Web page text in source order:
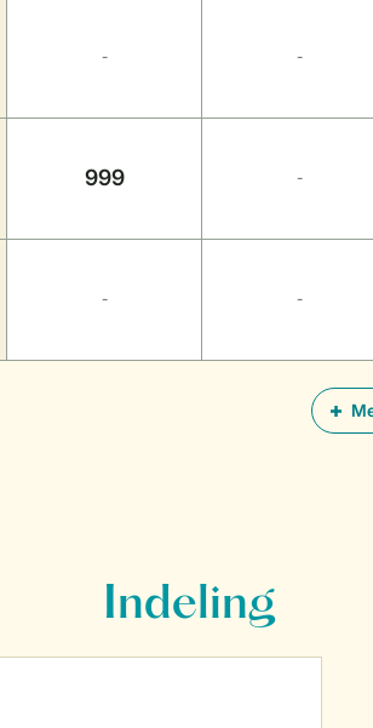
- -
999 -
- -
Indeling